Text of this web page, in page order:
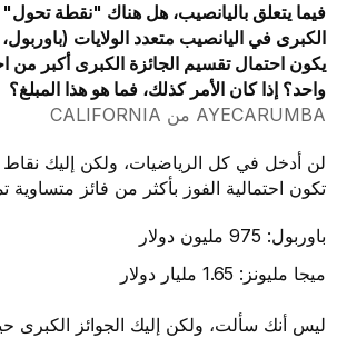
فيما يتعلق باليانصيب، هل هناك "نقطة تحول"
الكبرى في اليانصيب متعدد الولايات
يكون احتمال تقسيم الجائزة الكبرى أكبر من
واحد؟ إذا كان الأمر كذلك، فما هو هذا المبلغ؟
AYECARUMBA من CALIFORNIA
لن أدخل في كل الرياضيات، ولكن إليك نقاط
تكون احتمالية الفوز بأكثر من فائز متساوية
باوربول: 975 مليون دولار
ميجا مليونز: 1.65 مليار دولار
ليس أنك سألت، ولكن إليك الجوائز الكبرى